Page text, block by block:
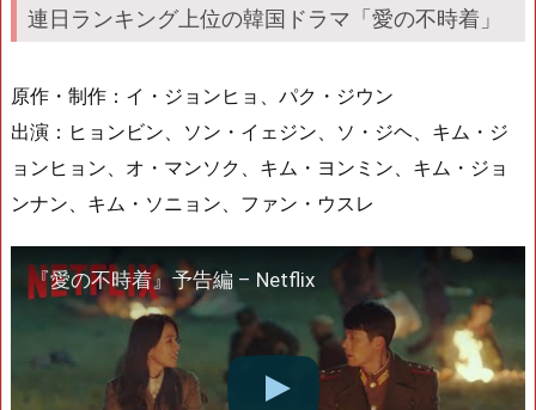
連日ランキング上位の韓国ドラマ「愛の不時着」
原作・制作：イ・ジョンヒョ、パク・ジウン
出演：ヒョンビン、ソン・イェジン、ソ・ジヘ、キム・ジ
ョンヒョン、オ・マンソク、キム・ヨンミン、キム・ジョ
ンナン、キム・ソニョン、ファン・ウスレ
『愛の不時着』予告編 – Netflix